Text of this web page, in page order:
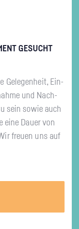
GE­SUCHT
Ge­le­gen­heit, Ein­
und Nach­
sein sowie auch
eine Dauer von
freu­en uns auf